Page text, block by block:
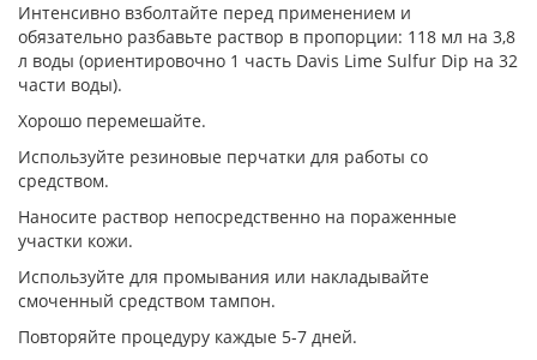
Интенсивно взболтайте перед применением и
обязательно разбавьте раствор в пропорции: 118 мл на 3,8
л воды (ориентировочно 1 часть Davis Lime Sulfur Dip на 32
части воды).
Хорошо перемешайте.
Используйте резиновые перчатки для работы со
средством.
Наносите раствор непосредственно на пораженные
участки кожи.
Используйте для промывания или накладывайте
смоченный средством тампон.
Повторяйте процедуру каждые 5-7 дней.